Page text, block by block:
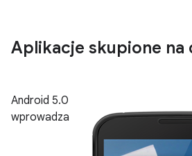
Aplikacje skupione na
Android 5.0
wprowadza